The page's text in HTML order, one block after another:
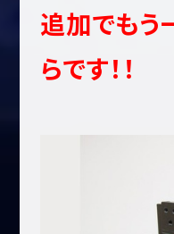
追加でもう
らです！！